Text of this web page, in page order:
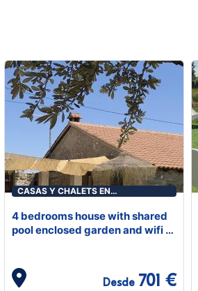
CASAS Y CHALETS EN
4 bedrooms house with shared
pool enclosed garden and wifi at
Desde 701 €